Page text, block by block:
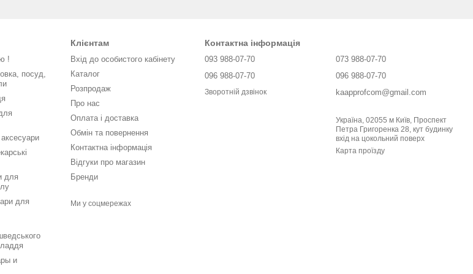
!
посуд,
аксесуари
для
для
и
Клієнтам
Вхід до особистого кабінету
Каталог
Розпродаж
Про нас
Оплата і доставка
Обмін та повернення
Контактна інформація
Відгуки про магазин
Бренди
Ми у соцмережах
Контактна інформація
093 988-07-70
096 988-07-70
Зворотній дзвінок
073 988-07-70
096 988-07-70
kaapprofcom@gmail.com
Україна, 02055 м Київ, Проспект
Петра Григоренка 28, кут будинку
вхід на цокольний поверх
Карта проїзду